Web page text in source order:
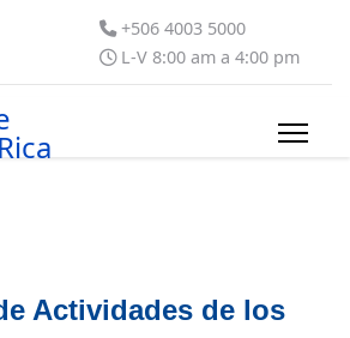
+506 4003 5000
L-V 8:00 am a 4:00 pm
Actividades de los